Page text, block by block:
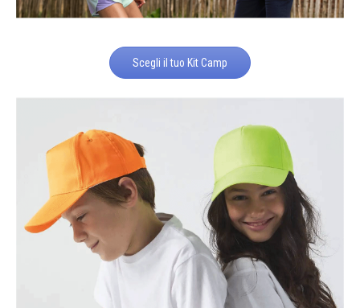
Scegli il tuo Kit Camp